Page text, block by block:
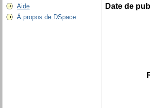
Aide
À propos de DSpace
Date de